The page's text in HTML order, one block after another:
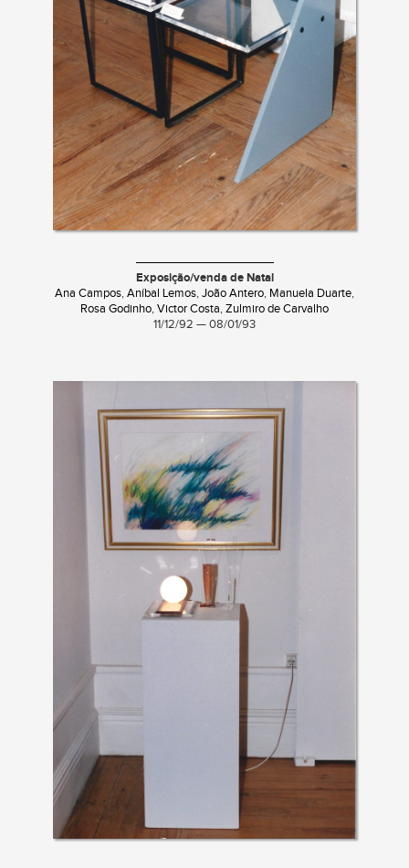
Exposição/venda de Natal
Ana Campos, Aníbal Lemos, João Antero, Manuela Duarte,
Rosa Godinho, Victor Costa, Zulmiro de Carvalho
11/12/92 — 08/01/93